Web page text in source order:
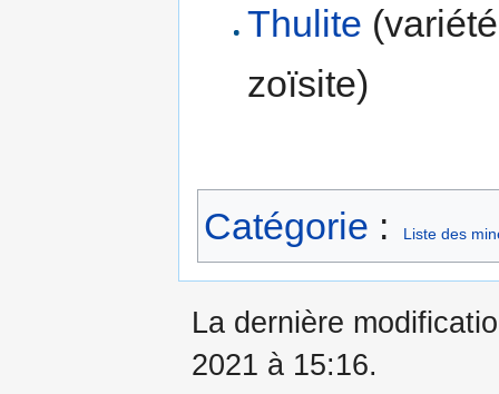
Thulite
zoïsite)
Catégorie : Liste des
La dernière
2021 à 15:16.